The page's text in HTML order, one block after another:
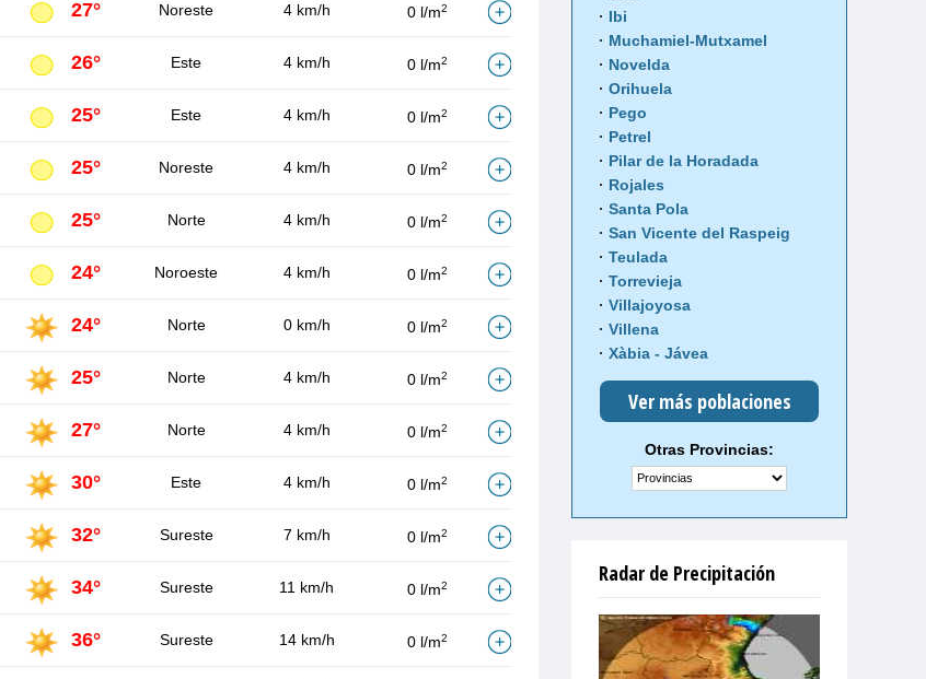
27° Noreste 4 km/h 0 l/m2
26° Este 4 km/h 0 l/m2
25° Este 4 km/h 0 l/m2
25° Noreste 4 km/h 0 l/m2
25° Norte 4 km/h 0 l/m2
24° Noroeste 4 km/h 0 l/m2
24° Norte 0 km/h 0 l/m2
25° Norte 4 km/h 0 l/m2
27° Norte 4 km/h 0 l/m2
30° Este 4 km/h 0 l/m2
32° Sureste 7 km/h 0 l/m2
34° Sureste 11 km/h 0 l/m2
36° Sureste 14 km/h 0 l/m2
Ibi
Muchamiel-Mutxamel
Novelda
Orihuela
Pego
Petrel
Pilar de la Horadada
Rojales
Santa Pola
San Vicente del Raspeig
Teulada
Torrevieja
Villajoyosa
Villena
Xàbia - Jávea
Ver más poblaciones
Otras Provincias:
Radar de Precipitación